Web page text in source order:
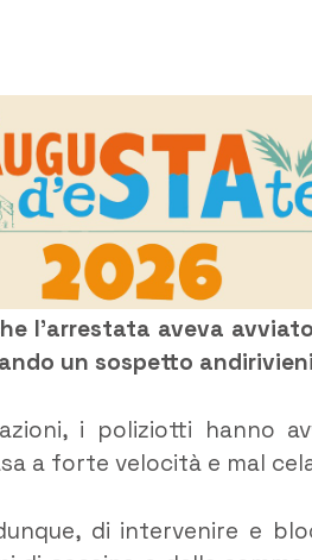
l’arrestata aveva
un sospetto
i poliziotti hanno
a forte velocità e mal
di intervenire e